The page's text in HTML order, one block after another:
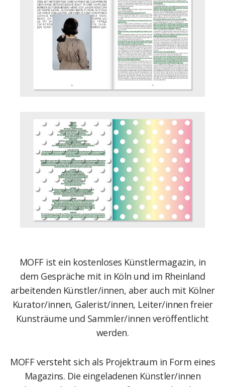
MOFF ist ein kostenloses Künstlermagazin, in
dem Gespräche mit in Köln und im Rheinland
arbeitenden Künstler/innen, aber auch mit Kölner
Kurator/innen, Galerist/innen, Leiter/innen freier
Kunsträume und Sammler/innen veröffentlicht
werden.
MOFF versteht sich als Projektraum in Form eines
Magazins. Die eingeladenen Künstler/innen